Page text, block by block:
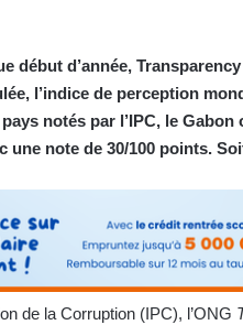
début d’année,
l’indice de perception
notés par l’IPC, le
une note de 30/100 points.
de la Corruption (IPC), l’ONG